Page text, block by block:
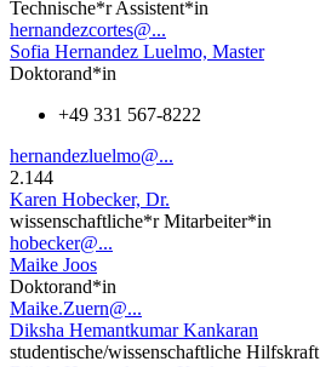
Technische*r Assistent*in
hernandezcortes@...
Sofia Hernandez Luelmo, Master
Doktorand*in
+49 331 567-8222
hernandezluelmo@...
2.144
Karen Hobecker, Dr.
wissenschaftliche*r Mitarbeiter*in
hobecker@...
Maike Joos
Doktorand*in
Maike.Zuern@...
Diksha Hemantkumar Kankaran
studentische/wissenschaftliche Hilfskraft